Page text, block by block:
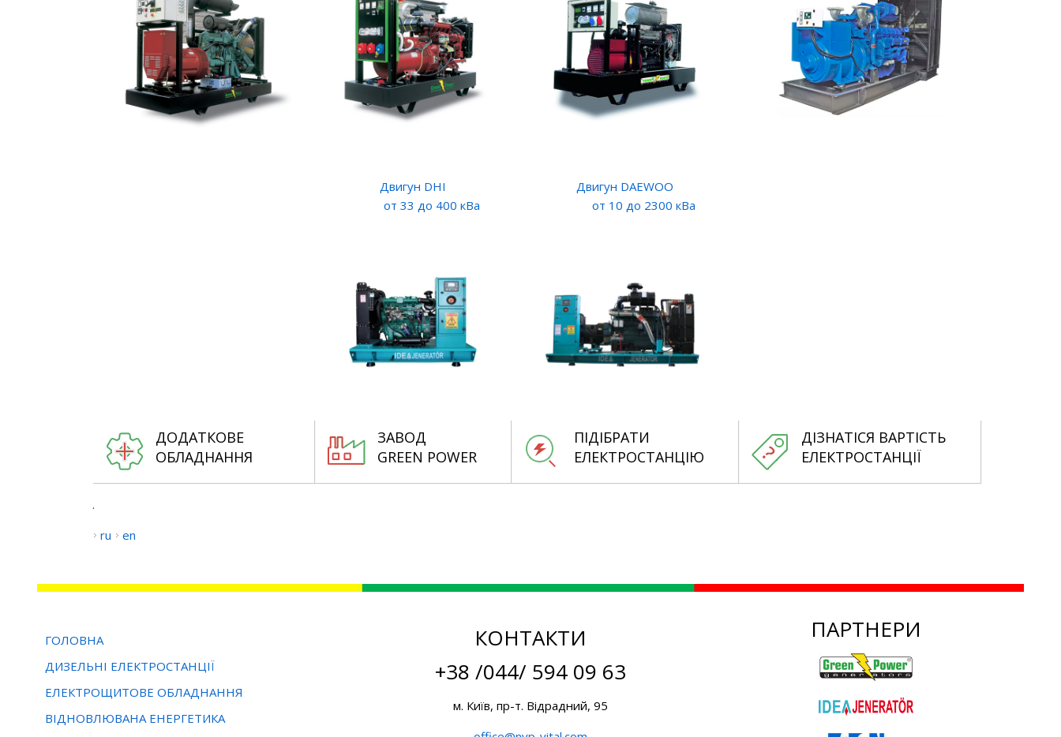
Двигун DHI
от 33 до 400 кВа
Двигун DAEWOO
от 10 до 2300 кВа
ДОДАТКОВЕ
ОБЛАДНАННЯ
ЗАВОД
GREEN POWER
ПІДІБРАТИ
ЕЛЕКТРОСТАНЦІЮ
ДІЗНАТІСЯ ВАРТІСТЬ
ЕЛЕКТРОСТАНЦІЇ
.
ru
en
ГОЛОВНА
ДИЗЕЛЬНІ ЕЛЕКТРОСТАНЦІЇ
ЕЛЕКТРОЩИТОВЕ ОБЛАДНАННЯ
ВІДНОВЛЮВАНА ЕНЕРГЕТИКА
КОНТАКТИ
+38 /044/ 594 09 63
м. Київ, пр-т. Відрадний, 95
ПАРТНЕРИ